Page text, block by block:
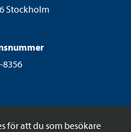
för att du som besökare
Stockholm
8356